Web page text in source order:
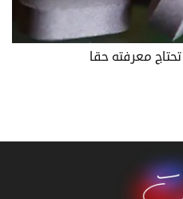
معرفته حقا